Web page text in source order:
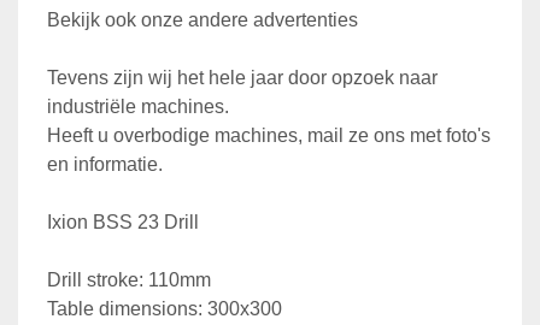
Bekijk ook onze andere advertenties
Tevens zijn wij het hele jaar door opzoek naar
industriële machines.
Heeft u overbodige machines, mail ze ons met foto's
en informatie.
Ixion BSS 23 Drill
Drill stroke: 110mm
Table dimensions: 300x300